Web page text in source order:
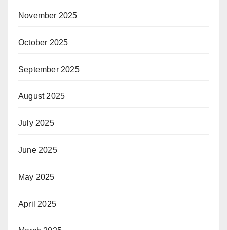
November 2025
October 2025
September 2025
August 2025
July 2025
June 2025
May 2025
April 2025